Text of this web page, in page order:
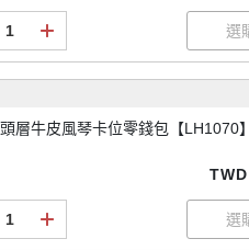
層牛皮風琴卡位零錢包【LH1070】
TWD